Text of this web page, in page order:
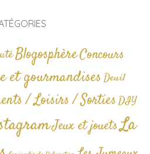
BlogosphèreConcours
et gourmandises Deuil
/ Loisirs / SortiesDIY
Jeux et jouetsLa